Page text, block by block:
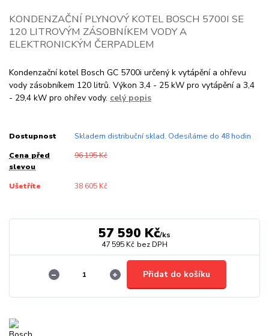
KONDENZAČNÍ PLYNOVÝ KOTEL BOSCH 5700I SE
120 LITROVÝM ZÁSOBNÍKEM VODY A
ELEKTRONICKÝM ČERPADLEM
Kondenzační kotel Bosch GC 5700i určený k vytápění a ohřevu
vody zásobníkem 120 litrů. Výkon 3,4 - 25 kW pro vytápění a 3,4
- 29,4 kW pro ohřev vody. celý popis
Dostupnost Skladem distribuční sklad. Odesíláme do 48 hodin
Cena před
slevou
96 195 Kč
Ušetříte 38 605 Kč
57 590 Kč/ks
47 595 Kč bez DPH
Přidat do košíku